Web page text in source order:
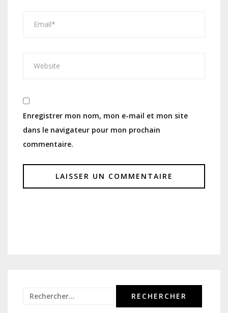
Enregistrer mon nom, mon e-mail et mon site
dans le navigateur pour mon prochain
commentaire.
Rechercher :